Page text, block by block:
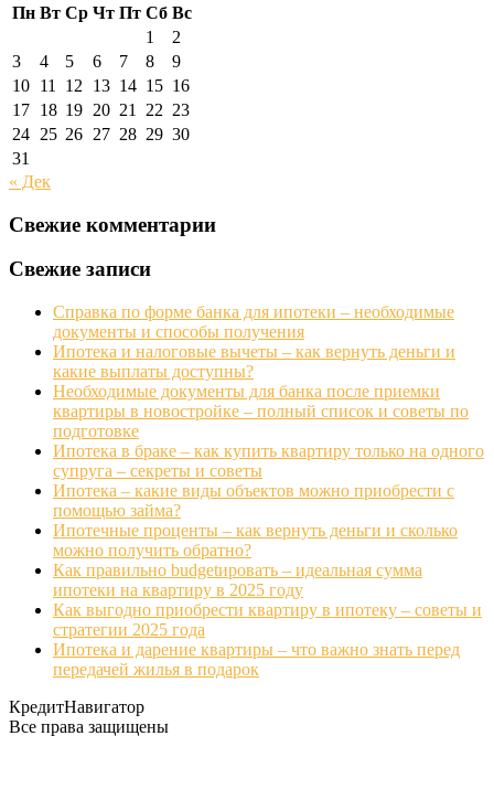
Пн Вт Ср Чт Пт Сб Вс
1
2
3
4 5 6 7 8
9
10 11 12 13 14 15 16
17 18 19 20 21 22 23
24 25 26 27 28 29 30
31
« Дек
Свежие комментарии
Свежие записи
Справка по форме банка для ипотеки – необходимые
документы и способы получения
Ипотека и налоговые вычеты – как вернуть деньги и
какие выплаты доступны?
Необходимые документы для банка после приемки
квартиры в новостройке – полный список и советы по
подготовке
Ипотека в браке – как купить квартиру только на одного
супруга – секреты и советы
Ипотека – какие виды объектов можно приобрести с
помощью займа?
Ипотечные проценты – как вернуть деньги и сколько
можно получить обратно?
Как правильно budgetировать – идеальная сумма
ипотеки на квартиру в 2025 году
Как выгодно приобрести квартиру в ипотеку – советы и
стратегии 2025 года
Ипотека и дарение квартиры – что важно знать перед
передачей жилья в подарок
КредитНавигатор
Все права защищены